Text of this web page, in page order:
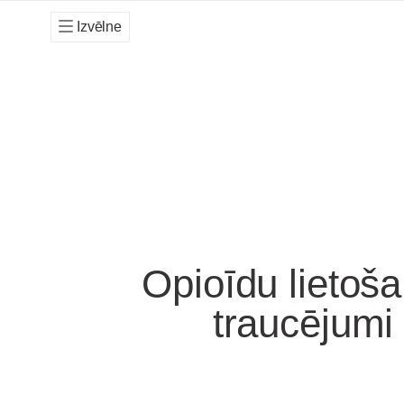
Izvēlne
Opioīdu
traucējumi